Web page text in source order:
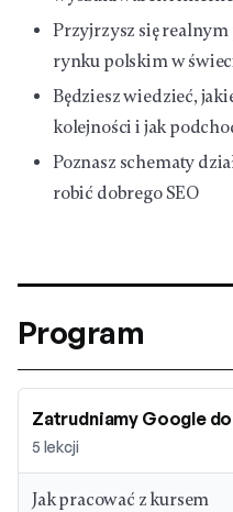
Przyjrzysz się
rynku polskim w
Będziesz wiedzieć,
kolejności i jak
Poznasz schematy
robić dobrego SEO
Program
Zatrudniamy Google
5 lekcji
Jak pracować z kursem